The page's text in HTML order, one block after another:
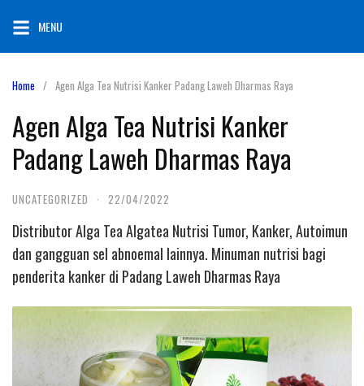
content
MENU
Home Agen Alga Tea Nutrisi Kanker Padang Laweh Dharmas Raya
Agen Alga Tea Nutrisi Kanker
Padang Laweh Dharmas Raya
UNCATEGORIZED · 22/04/2022
Distributor Alga Tea Algatea Nutrisi Tumor, Kanker, Autoimun
dan gangguan sel abnoemal lainnya. Minuman nutrisi bagi
penderita kanker di Padang Laweh Dharmas Raya